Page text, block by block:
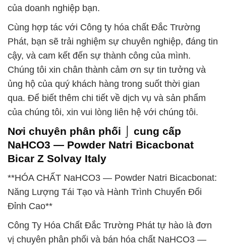
của doanh nghiệp bạn.
Cùng hợp tác với Công ty hóa chất Đắc Trường
Phát, bạn sẽ trải nghiệm sự chuyên nghiệp, đáng tin
cậy, và cam kết đến sự thành công của mình.
Chúng tôi xin chân thành cảm ơn sự tin tưởng và
ủng hộ của quý khách hàng trong suốt thời gian
qua. Để biết thêm chi tiết về dịch vụ và sản phẩm
của chúng tôi, xin vui lòng liên hệ với chúng tôi.
Nơi chuyên phân phối ⌡ cung cấp
NaHCO3 — Powder Natri Bicacbonat
Bicar Z Solvay Italy
**HÓA CHẤT NaHCO3 — Powder Natri Bicacbonat:
Năng Lượng Tái Tạo và Hành Trình Chuyển Đổi
Đỉnh Cao**
Công Ty Hóa Chất Đắc Trường Phát tự hào là đơn
vị chuyên phân phối và bán hóa chất NaHCO3 —